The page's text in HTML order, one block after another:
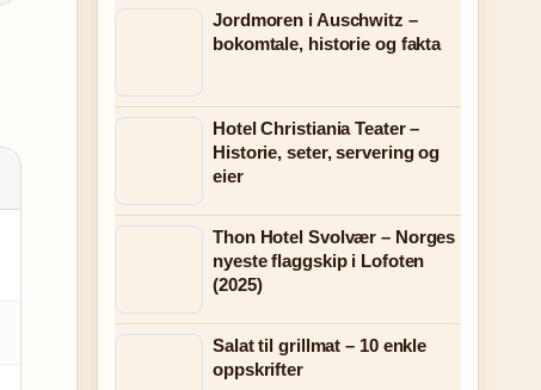
Jordmoren i Auschwitz –
bokomtale, historie og fakta
Hotel Christiania Teater –
Historie, seter, servering og
eier
Thon Hotel Svolvær – Norges
nyeste flaggskip i Lofoten
(2025)
Salat til grillmat – 10 enkle
oppskrifter